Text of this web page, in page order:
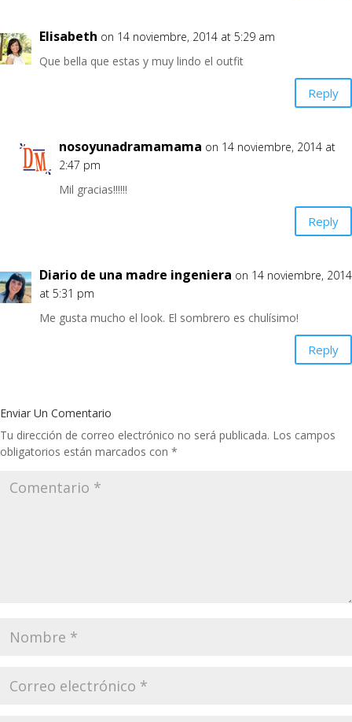
Elisabeth on 14 noviembre, 2014 at 5:29 am
Que bella que estas y muy lindo el outfit
Reply
nosoyunadramamama on 14 noviembre, 2014 at
2:47 pm
Mil gracias!!!!!!
Reply
Diario de una madre ingeniera on 14 noviembre, 2014
at 5:31 pm
Me gusta mucho el look. El sombrero es chulísimo!
Reply
Enviar Un Comentario
Tu dirección de correo electrónico no será publicada. Los campos
obligatorios están marcados con *